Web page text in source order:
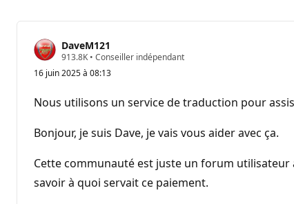
DaveM121
913.8K P
i
t
s
e
r
p
u
t
• Conseiller indépendant
16 juin 2025 à 08:13
Nous utilisons un service de traduction pour
Bonjour, je suis Dave, je vais vous aider avec ça.
Cette communauté est juste un forum utilisateur
savoir à quoi servait ce paiement.